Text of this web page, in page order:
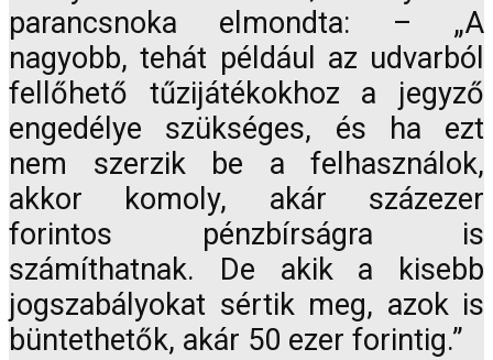
parancsnoka elmondta: – „A
nagyobb, tehát például az udvarból
fellőhető tűzijátékokhoz a jegyző
engedélye szükséges, és ha ezt
nem szerzik be a felhasználok,
akkor komoly, akár százezer
forintos pénzbírságra is
számíthatnak. De akik a kisebb
jogszabályokat sértik meg, azok is
büntethetők, akár 50 ezer forintig.”